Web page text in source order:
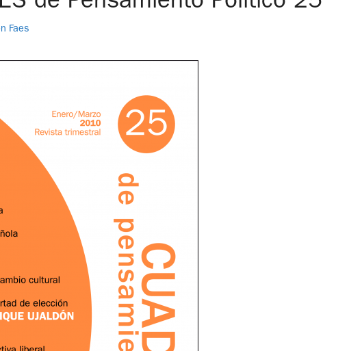
Faes